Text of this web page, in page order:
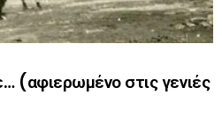
(αφιερωμένο στις γενιές